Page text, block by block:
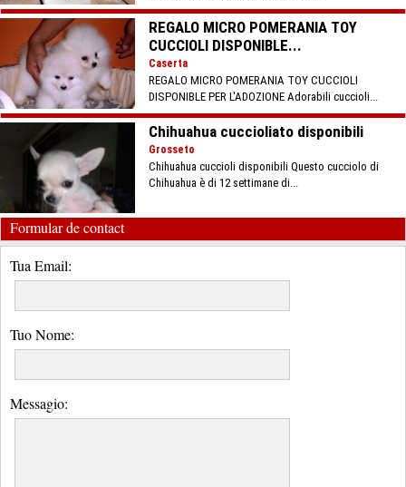
REGALO MICRO POMERANIA TOY
CUCCIOLI DISPONIBLE...
Caserta
REGALO MICRO POMERANIA TOY CUCCIOLI
DISPONIBLE PER L'ADOZIONE Adorabili cuccioli...
Chihuahua cuccioliato disponibili
Grosseto
Chihuahua cuccioli disponibili Questo cucciolo di
Chihuahua è di 12 settimane di...
Formular de contact
Tua Email:
Tuo Nome:
Messagio: